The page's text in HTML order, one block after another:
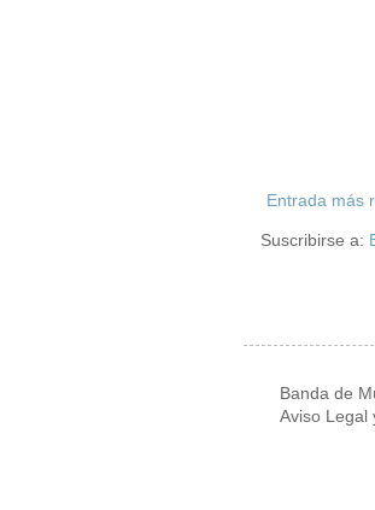
Entrada más
Suscribirse a:
Banda de
Aviso Legal